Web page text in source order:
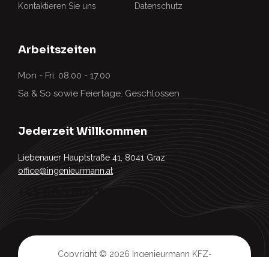
Kontaktieren Sie uns
Datenschutz
Arbeitszeiten
Mon - Fri: 08.00 - 17.00
Sa & So sowie Feiertage: Geschlossen
Jederzeit Willkommen
+43 660 8043720
office@ingenieurmann.at
Liebenauer Hauptstraße 41, 8041 Graz
Copyright © 2026 Ingenieurmann KFZ-